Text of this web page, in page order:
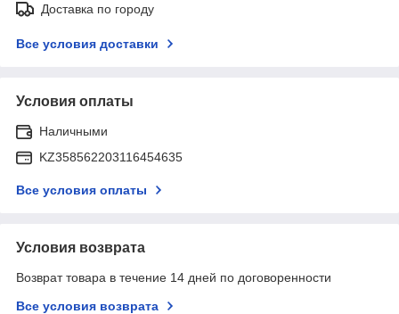
Доставка по городу
Все условия доставки
Условия оплаты
Наличными
KZ358562203116454635
Все условия оплаты
Условия возврата
Возврат товара в течение 14 дней по договоренности
Все условия возврата